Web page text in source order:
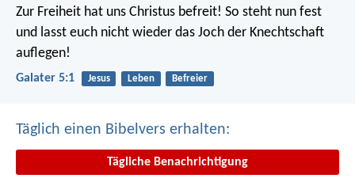
Zur Freiheit hat uns Christus befreit! So steht nun fest
und lasst euch nicht wieder das Joch der Knechtschaft
auflegen!
Galater 5:1 Jesus Leben Befreier
Täglich einen Bibelvers erhalten:
Tägliche Benachrichtigung